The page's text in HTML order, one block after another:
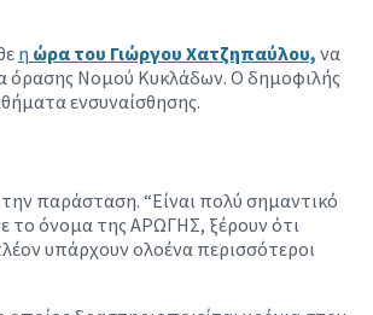
η ώρα του Γιώργου Χατζηπαύλου, να
όρασης Νομού Κυκλάδων. Ο δημοφιλής
ενσυναίσθησης.
παράσταση. “Είναι πολύ σημαντικό
το όνομα της ΑΡΩΓΗΣ, ξέρουν ότι
υπάρχουν ολοένα περισσότεροι